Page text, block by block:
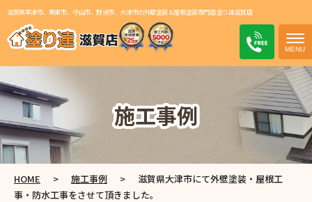
滋賀県草津市、栗東市、守山市、野洲市、大津市の外壁塗装＆屋根塗装専門店 塗り達滋賀店
電話
施工事例
HOME > 施工事例 >
滋賀県大津市にて外壁塗装・屋根工
事・防水工事をさせて頂きました。